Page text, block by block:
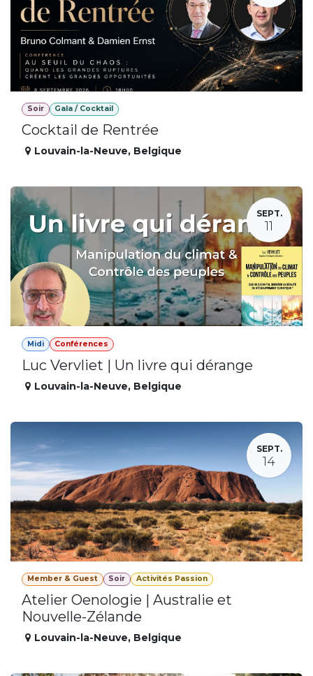
Soir Gala / Cocktail
Cocktail de Rentrée
Louvain-la-Neuve, Belgique
SEPT.
11
Midi Conférences
Luc Vervliet | Un livre qui dérange
Louvain-la-Neuve, Belgique
SEPT.
14
Member & Guest Soir Activités Passion
Atelier Oenologie | Australie et
Nouvelle-Zélande
Louvain-la-Neuve, Belgique